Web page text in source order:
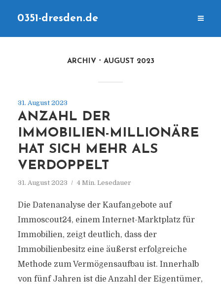
0351-dresden.de
ARCHIV AUGUST 2023
31. August 2023
ANZAHL DER
IMMOBILIEN-MILLIONÄRE
HAT SICH MEHR ALS
VERDOPPELT
31. August 2023 4 Min. Lesedauer
Die Datenanalyse der Kaufangebote auf
Immoscout24, einem Internet-Marktplatz für
Immobilien, zeigt deutlich, dass der
Immobilienbesitz eine äußerst erfolgreiche
Methode zum Vermögensaufbau ist. Innerhalb
von fünf Jahren ist die Anzahl der Eigentümer,